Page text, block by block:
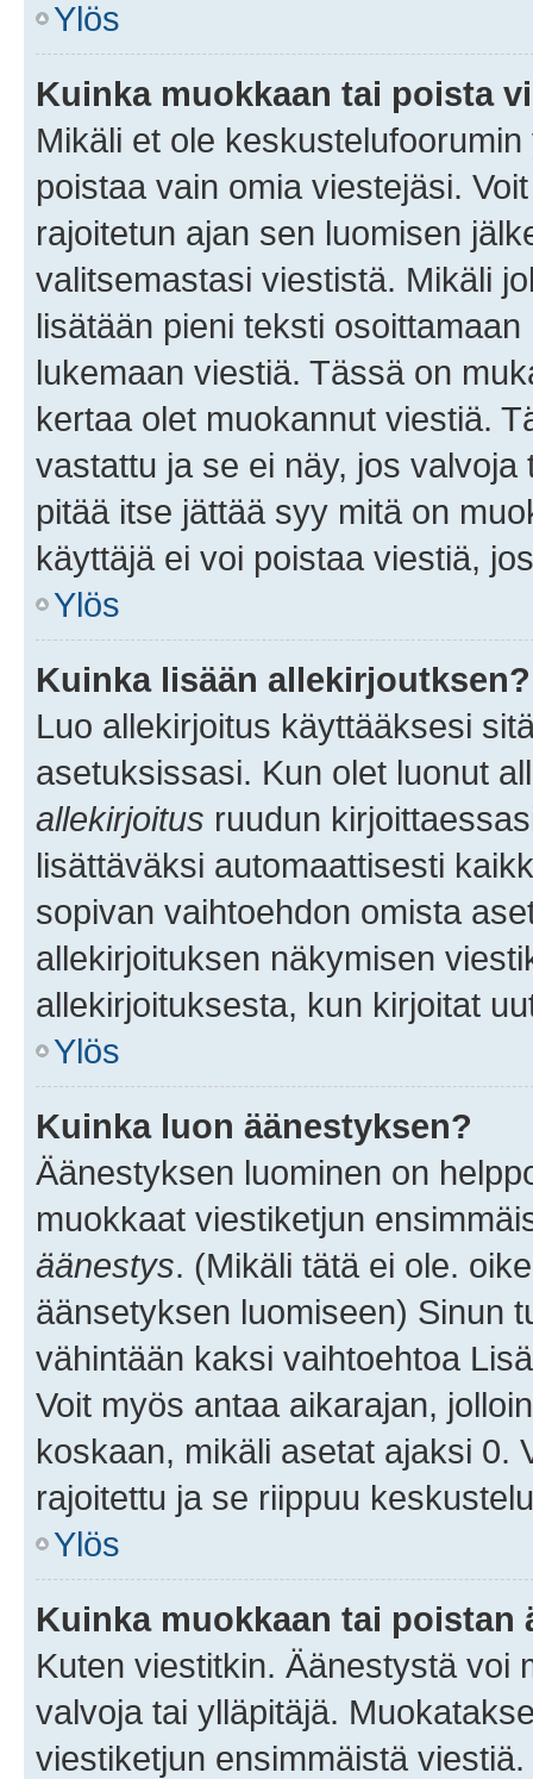
Ylös
Kuinka muokkaan tai poista
Mikäli et ole
poistaa vain omia viestejäsi.
rajoitetun ajan sen luomisen
valitsemastasi viestistä. Mikäli
lisätään pieni teksti
lukemaan viestiä. Tässä on
kertaa olet muokannut viestiä.
vastattu ja se ei näy, jos
pitää itse jättää syy mitä on
käyttäjä ei voi poistaa viestiä,
Ylös
Kuinka lisään allekirjoutksen?
Luo allekirjoitus käyttääksesi
asetuksissasi. Kun olet luonut
allekirjoitus ruudun
lisättäväksi automaattisesti
sopivan vaihtoehdon omista
allekirjoituksen näkymisen
allekirjoituksesta, kun kirjoitat
Ylös
Kuinka luon äänestyksen?
Äänestyksen luominen on
muokkaat viestiketjun
äänestys. (Mikäli tätä ei ole.
äänsetyksen luomiseen) Sinun
vähintään kaksi vaihtoehtoa
Voit myös antaa aikarajan,
koskaan, mikäli asetat ajaksi 0.
rajoitettu ja se riippuu
Ylös
Kuinka muokkaan tai poistan
Kuten viestitkin. Äänestystä voi
valvoja tai ylläpitäjä.
viestiketjun ensimmäistä